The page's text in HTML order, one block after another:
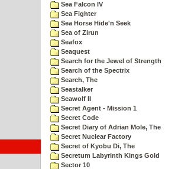
Sea Falcon IV
Sea Fighter
Sea Horse Hide'n Seek
Sea of Zirun
Seafox
Seaquest
Search for the Jewel of Strength
Search of the Spectrix
Search, The
Seastalker
Seawolf II
Secret Agent - Mission 1
Secret Code
Secret Diary of Adrian Mole, The
Secret Nuclear Factory
Secret of Kyobu Di, The
Secretum Labyrinth Kings Gold
Sector 10